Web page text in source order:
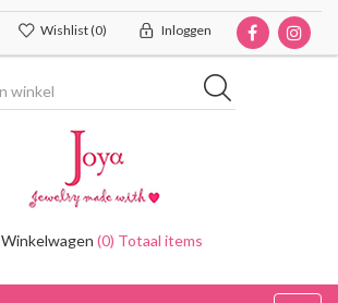
Wishlist(0) Inloggen
Winkelwagen (0) Totaal items